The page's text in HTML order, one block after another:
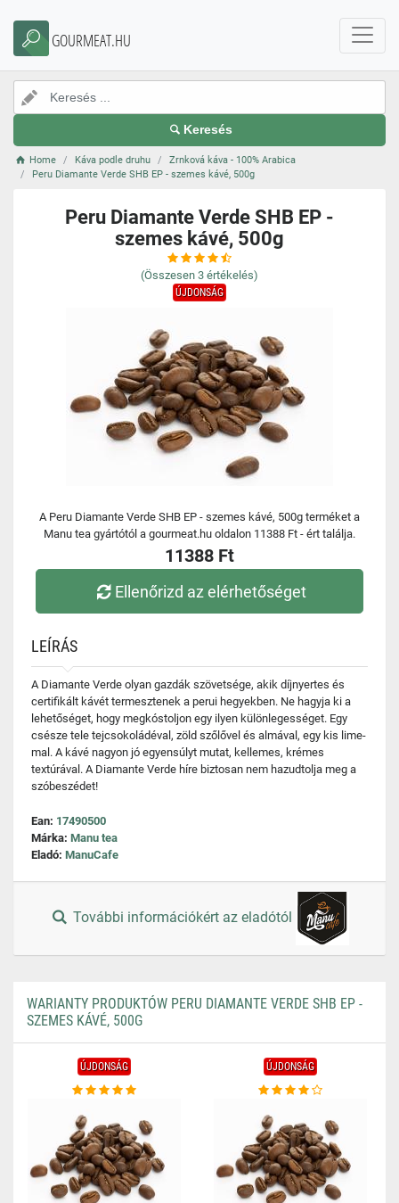
GOURMEAT.HU
Keresés
Home Káva podle druhu
Zrnková káva - 100% Arabica
Peru Diamante Verde SHB EP - szemes kávé, 500g
Peru Diamante Verde SHB EP -
szemes kávé, 500g
(Összesen 3 értékelés)
ÚJDONSÁG
A Peru Diamante Verde SHB EP - szemes kávé, 500g terméket a
Manu tea gyártótól a gourmeat.hu oldalon 11388 Ft - ért találja.
11388 Ft
Ellenőrizd az elérhetőséget
LEÍRÁS
A Diamante Verde olyan gazdák szövetsége, akik díjnyertes és
certifikált kávét termesztenek a perui hegyekben. Ne hagyja ki a
lehetőséget, hogy megkóstoljon egy ilyen különlegességet. Egy
csésze tele tejcsokoládéval, zöld szőlővel és almával, egy kis lime-
mal. A kávé nagyon jó egyensúlyt mutat, kellemes, krémes
textúrával. A Diamante Verde híre biztosan nem hazudtolja meg a
szóbeszédet!
Ean: 17490500
Márka: Manu tea
Eladó: ManuCafe
További információkért az eladótól
WARIANTY PRODUKTÓW PERU DIAMANTE VERDE SHB EP -
SZEMES KÁVÉ, 500G
ÚJDONSÁG ÚJDONSÁG